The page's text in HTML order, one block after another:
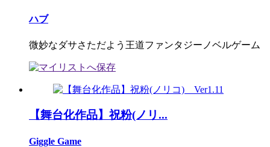
ハブ
微妙なダサさただよう王道ファンタジーノベルゲーム
【舞台化作品】祝粉(ノリ...
Giggle Game